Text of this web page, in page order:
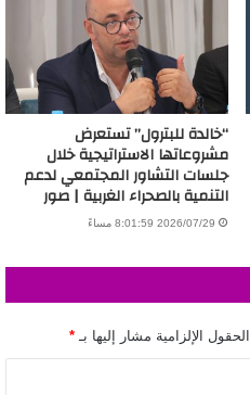
“خالدة للبترول” تستعرض
مشروعاتها الاستراتيجية خلال
جلسات التشاور المجتمعي لدعم
التنمية بالصحراء الغربية | صور
2026/07/29 8:01:59 مساءً
الحقول الإلزامية مشار إليها بـ *